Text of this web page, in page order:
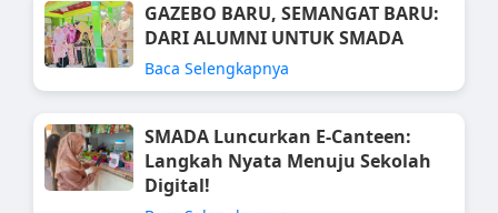
GAZEBO BARU, SEMANGAT BARU:
DARI ALUMNI UNTUK SMADA
Baca Selengkapnya
SMADA Luncurkan E-Canteen:
Langkah Nyata Menuju Sekolah
Digital!